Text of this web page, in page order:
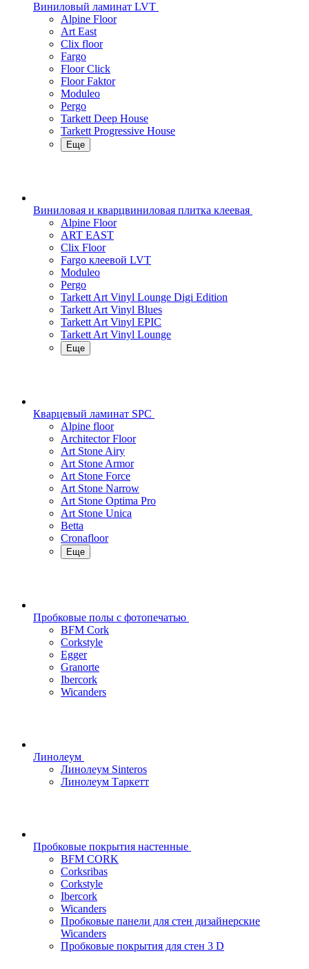
Виниловый ламинат LVT
Alpine Floor
Art East
Clix floor
Fargo
Floor Click
Floor Faktor
Moduleo
Pergo
Tarkett Deep House
Tarkett Progressive House
Еще
Виниловая и кварцвиниловая плитка клеевая
Alpine Floor
ART EAST
Clix Floor
Fargo клеевой LVT
Moduleo
Pergo
Tarkett Art Vinyl Lounge Digi Edition
Tarkett Art Vinyl Blues
Tarkett Art Vinyl EPIC
Tarkett Art Vinyl Lounge
Еще
Кварцевый ламинат SPC
Alpine floor
Architector Floor
Art Stone Airy
Art Stone Armor
Art Stone Force
Art Stone Narrow
Art Stone Optima Pro
Art Stone Unica
Betta
Cronafloor
Еще
Пробковые полы с фотопечатью
BFM Cork
Corkstyle
Egger
Granorte
Ibercork
Wicanders
Линолеум
Линолеум Sinteros
Линолеум Таркетт
Пробковые покрытия настенные
BFM CORK
Corksribas
Corkstyle
Ibercork
Wicanders
Пробковые панели для стен дизайнерские
Wicanders
Пробковые покрытия для стен 3 D